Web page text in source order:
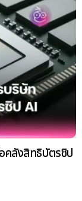
คลังสิทธิบัตรชิป